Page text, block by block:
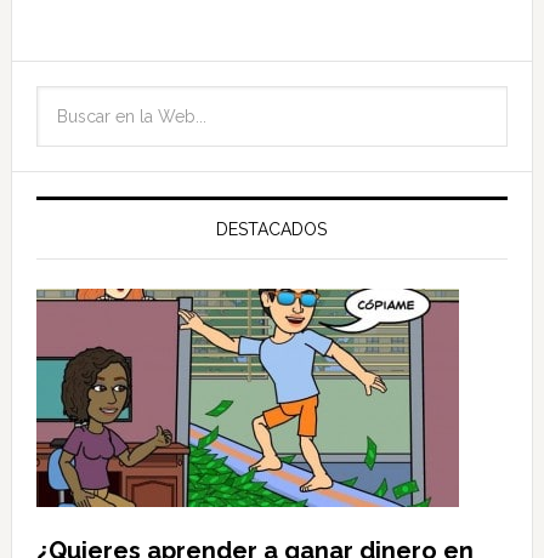
DESTACADOS
¿Quieres aprender a ganar dinero en